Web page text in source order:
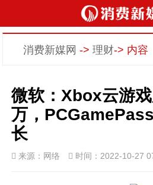
消费新媒网 ->理财-> 内容
微软：Xbox云游
万，
长
来源：网络 时间：2022-10-27